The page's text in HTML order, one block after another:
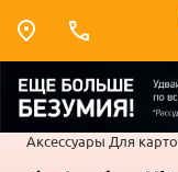
Аксессуары Для